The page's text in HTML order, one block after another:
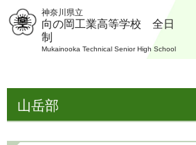
神奈川県立
向の岡工業高等学校 全日
制
Mukainooka Technical Senior High School
山岳部